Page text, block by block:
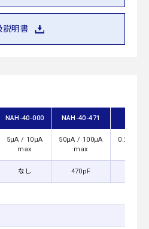
説明書
NAH-40-000 NAH-40-471
5μA / 10μA
max
50μA / 100μA
max
0.25mA
なし 470pF